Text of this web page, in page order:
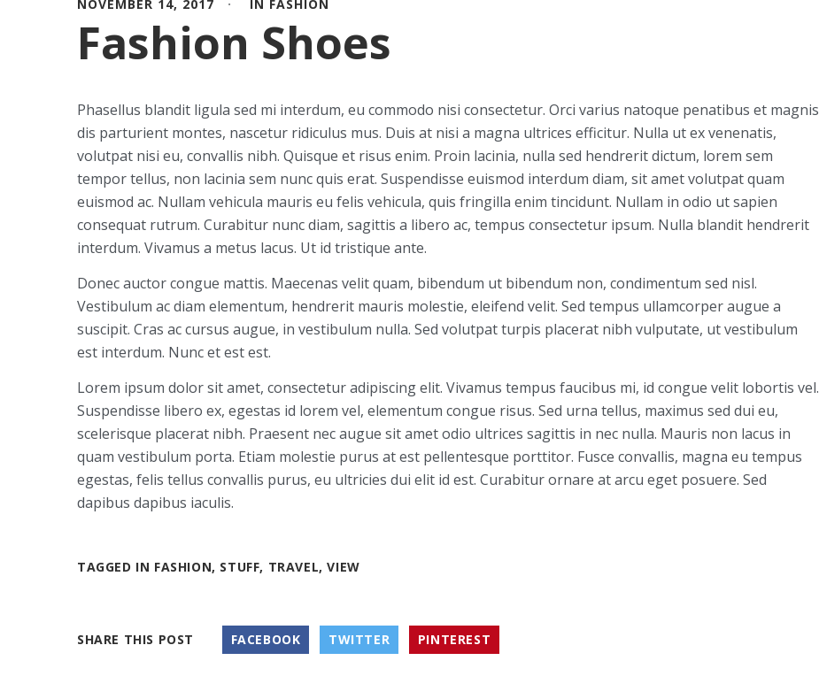
NOVEMBER 14, 2017 IN FASHION
Fashion Shoes
Phasellus blandit ligula sed mi interdum, eu commodo nisi consectetur. Orci varius natoque penatibus et magnis
dis parturient montes, nascetur ridiculus mus. Duis at nisi a magna ultrices efficitur. Nulla ut ex venenatis,
volutpat nisi eu, convallis nibh. Quisque et risus enim. Proin lacinia, nulla sed hendrerit dictum, lorem sem
tempor tellus, non lacinia sem nunc quis erat. Suspendisse euismod interdum diam, sit amet volutpat quam
euismod ac. Nullam vehicula mauris eu felis vehicula, quis fringilla enim tincidunt. Nullam in odio ut sapien
consequat rutrum. Curabitur nunc diam, sagittis a libero ac, tempus consectetur ipsum. Nulla blandit hendrerit
interdum. Vivamus a metus lacus. Ut id tristique ante.
Donec auctor congue mattis. Maecenas velit quam, bibendum ut bibendum non, condimentum sed nisl.
Vestibulum ac diam elementum, hendrerit mauris molestie, eleifend velit. Sed tempus ullamcorper augue a
suscipit. Cras ac cursus augue, in vestibulum nulla. Sed volutpat turpis placerat nibh vulputate, ut vestibulum
est interdum. Nunc et est est.
Lorem ipsum dolor sit amet, consectetur adipiscing elit. Vivamus tempus faucibus mi, id congue velit lobortis vel.
Suspendisse libero ex, egestas id lorem vel, elementum congue risus. Sed urna tellus, maximus sed dui eu,
scelerisque placerat nibh. Praesent nec augue sit amet odio ultrices sagittis in nec nulla. Mauris non lacus in
quam vestibulum porta. Etiam molestie purus at est pellentesque porttitor. Fusce convallis, magna eu tempus
egestas, felis tellus convallis purus, eu ultricies dui elit id est. Curabitur ornare at arcu eget posuere. Sed
dapibus dapibus iaculis.
TAGGED IN FASHION, STUFF, TRAVEL,VIEW
SHARE THIS POST FACEBOOK TWITTER PINTEREST